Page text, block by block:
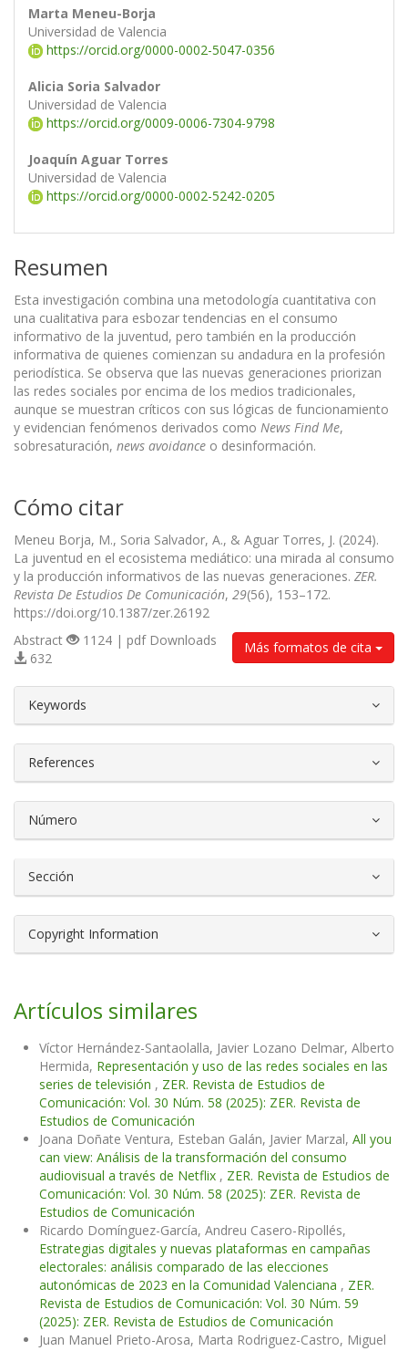
Marta Meneu-Borja
Universidad de Valencia
https://orcid.org/0000-0002-5047-0356
Alicia Soria Salvador
Universidad de Valencia
https://orcid.org/0009-0006-7304-9798
Joaquín Aguar Torres
Universidad de Valencia
https://orcid.org/0000-0002-5242-0205
Resumen
Esta investigación combina una metodología cuantitativa con
una cualitativa para esbozar tendencias en el consumo
informativo de la juventud, pero también en la producción
informativa de quienes comienzan su andadura en la profesión
periodística. Se observa que las nuevas generaciones priorizan
las redes sociales por encima de los medios tradicionales,
aunque se muestran críticos con sus lógicas de funcionamiento
y evidencian fenómenos derivados como News Find Me,
sobresaturación, news avoidance o desinformación.
Cómo citar
Meneu Borja, M., Soria Salvador, A., & Aguar Torres, J. (2024).
La juventud en el ecosistema mediático: una mirada al consumo
y la producción informativos de las nuevas generaciones. ZER.
Revista De Estudios De Comunicación, 29(56), 153–172.
https://doi.org/10.1387/zer.26192
Más formatos de cita
Abstract
1124 | pdf Downloads
632
Keywords
References
Número
Sección
Copyright Information
Artículos similares
Víctor Hernández-Santaolalla, Javier Lozano Delmar, Alberto
Hermida, Representación y uso de las redes sociales en las
series de televisión , ZER. Revista de Estudios de
Comunicación: Vol. 30 Núm. 58 (2025): ZER. Revista de
Estudios de Comunicación
Joana Doñate Ventura, Esteban Galán, Javier Marzal, All you
can view: Análisis de la transformación del consumo
audiovisual a través de Netflix , ZER. Revista de Estudios de
Comunicación: Vol. 30 Núm. 58 (2025): ZER. Revista de
Estudios de Comunicación
Ricardo Domínguez-García, Andreu Casero-Ripollés,
Estrategias digitales y nuevas plataformas en campañas
electorales: análisis comparado de las elecciones
autonómicas de 2023 en la Comunidad Valenciana , ZER.
Revista de Estudios de Comunicación: Vol. 30 Núm. 59
(2025): ZER. Revista de Estudios de Comunicación
Juan Manuel Prieto-Arosa, Marta Rodriguez-Castro, Miguel